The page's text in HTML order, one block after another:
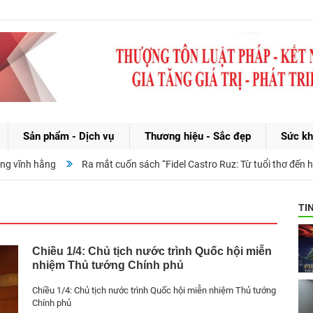
Sản phẩm - Dịch vụ Thương hiệu - Sắc đẹp Sức
hằng Ra mắt cuốn sách “Fidel Castro Ruz: Từ tuổi thơ đến
Chiều 1/4: Chủ tịch nước trình Quốc hội miễn
nhiệm Thủ tướng Chính phủ
Chiều 1/4: Chủ tịch nước trình Quốc hội miễn nhiệm Thủ tướng
Chính phủ